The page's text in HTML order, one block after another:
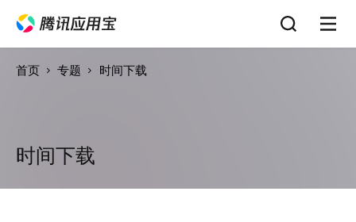
首页 专题 时间下载
时间下载